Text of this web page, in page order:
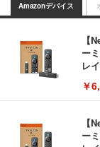
Amazonデバイス
【
ー
レ
￥
【
ー